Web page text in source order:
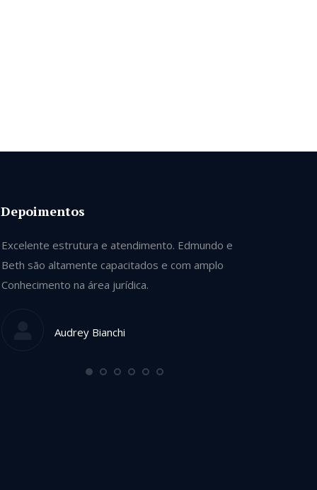
Depoimentos
Excelente estrutura e atendimento. Edmundo e
Beth são altamente capacitados e com amplo
Conhecimento na área jurídica.
Audrey Bianchi